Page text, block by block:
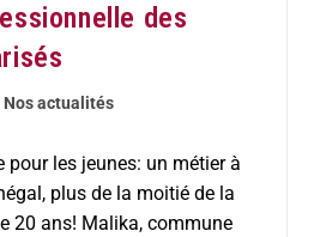
des
Nos actualités
pour les jeunes: un métier à
plus de la moitié de la
20 ans! Malika, commune